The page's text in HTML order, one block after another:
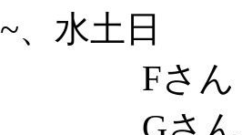
~、水土日
Fさん